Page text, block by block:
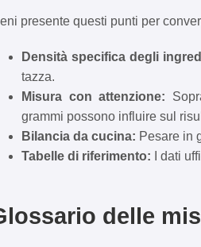
presente questi punti per
Densità specifica degli
tazza.
Misura con attenzione:
grammi possono influire sul
Bilancia da cucina: Pesare in
Tabelle di riferimento: I dati
delle